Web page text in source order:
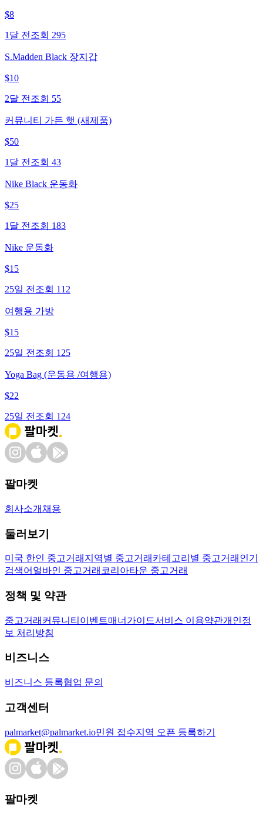
$8
1달 전 조회 295
S.Madden Black 장지갑
$10
2달 전 조회 55
커뮤니티 가든 햇 (새제품)
$50
1달 전 조회 43
Nike Black 운동화
$25
1달 전 조회 183
Nike 운동화
$15
25일 전 조회 112
여행용 가방
$15
25일 전 조회 125
Yoga Bag (운동용 /여행용)
$22
25일 전 조회 124
팔마켓
회사소개 채용
둘러보기
미국 한인 중고거래 지역별 중고거래 카테고리별 중고거래 인기
검색어 얼바인 중고거래 코리아타운 중고거래
정책 및 약관
중고거래 커뮤니티 이벤트매너가이드서비스 이용약관개인정
보 처리방침
비즈니스
비즈니스 등록협업 문의
고객센터
palmarket@palmarket.io민원 접수지역 오픈 등록하기
팔마켓